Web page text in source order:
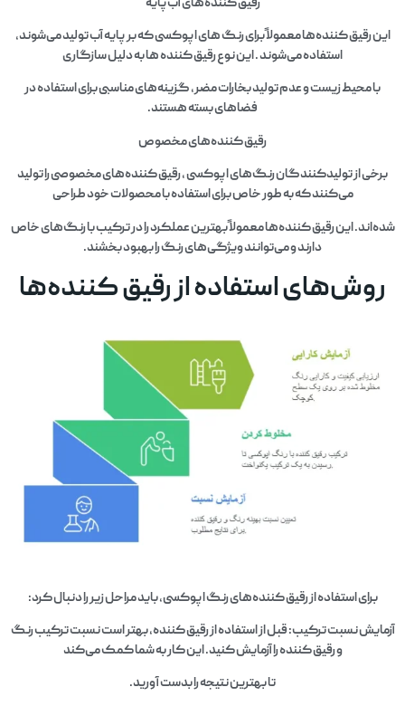
این رقیق کننده‌ها معمولاً برای رنگ‌ های اپوکسی که بر پایه آب تولید می‌شوند،
استفاده می‌شوند . این نوع رقیق کننده‌ ها به دلیل سازگاری
با محیط زیست و عدم تولید بخارات مضر، گزینه‌های مناسبی برای استفاده در
فضاهای بسته هستند.
رقیق کننده‌های مخصوص
برخی از تولیدکنندگان رنگ‌های اپوکسی ، رقیق کننده‌های مخصوصی را تولید
می‌کنند که به طور خاص برای استفاده با محصولات خود طراحی
شده‌اند. این رقیق کننده‌ها معمولاً بهترین عملکرد را در ترکیب با رنگ‌های خاص
دارند و می‌توانند ویژگی‌های رنگ را بهبود بخشند.
روش‌های استفاده از رقیق کننده‌ها
برای استفاده از رقیق کننده‌های رنگ اپوکسی، باید مراحل زیر را دنبال کرد:
آزمایش نسبت ترکیب: قبل از استفاده از رقیق کننده، بهتر است نسبت ترکیب رنگ
و رقیق کننده را آزمایش کنید. این کار به شما کمک می‌کند
تا بهترین نتیجه را بدست آورید.